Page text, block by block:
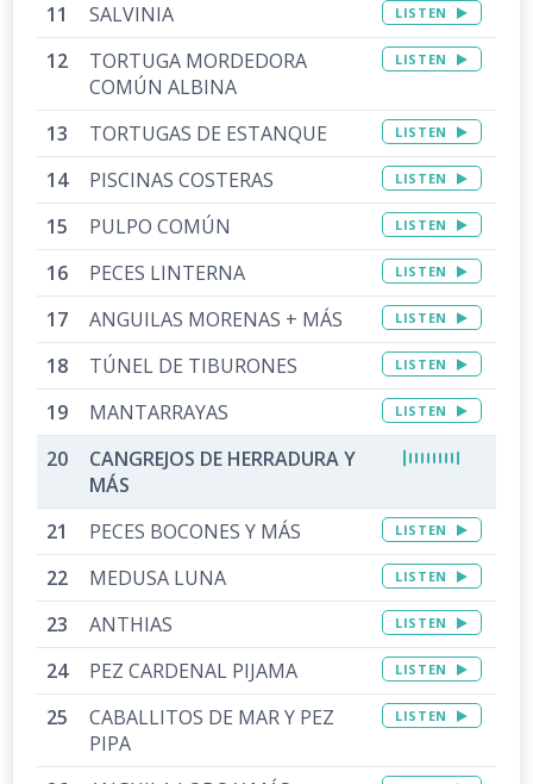
SALVINIA LISTEN
TORTUGA MORDEDORA
COMÚN ALBINA
LISTEN
TORTUGAS DE ESTANQUE LISTEN
PISCINAS COSTERAS LISTEN
PULPO COMÚN LISTEN
PECES LINTERNA LISTEN
ANGUILAS MORENAS + MÁS LISTEN
TÚNEL DE TIBURONES LISTEN
MANTARRAYAS LISTEN
CANGREJOS DE HERRADURA Y
MÁS
PECES BOCONES Y MÁS
LISTEN
MEDUSA LUNA LISTEN
ANTHIAS LISTEN
PEZ CARDENAL PIJAMA LISTEN
CABALLITOS DE MAR Y PEZ
PIPA
LISTEN